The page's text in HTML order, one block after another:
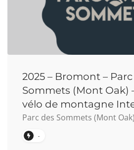
2025 – Bromont –
Sommets (Mont Oak)
vélo de montagne
Parc des Sommets (Mont Oak)
-